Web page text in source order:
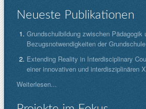
Neueste Publikationen
Grundschulbildung zwischen Pädagogik
Bezugsnotwendigkeiten der Grundschule
Extending Reality in Interdisciplinary
einer innovativen und interdisziplinären
Weiterlesen...